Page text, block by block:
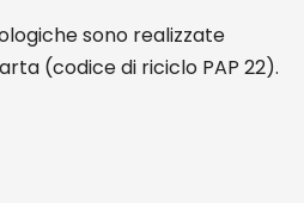
sono realizzate
(codice di riciclo PAP 22).